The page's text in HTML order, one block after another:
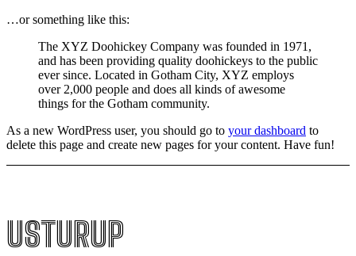
…or something like this:
The XYZ Doohickey Company was founded in 1971,
and has been providing quality doohickeys to the public
ever since. Located in Gotham City, XYZ employs
over 2,000 people and does all kinds of awesome
things for the Gotham community.
As a new WordPress user, you should go to your dashboard to
delete this page and create new pages for your content. Have fun!
USTURUP